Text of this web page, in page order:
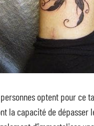
optent pour ce
la capacité de dépasser